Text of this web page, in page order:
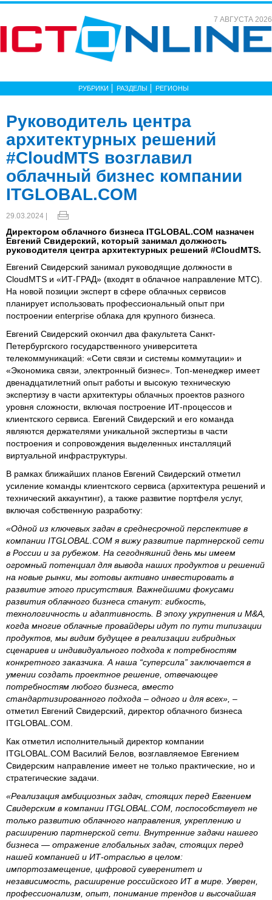
7 АВГУСТА 2026
РУБРИКИ РАЗДЕЛЫ РЕГИОНЫ
Руководитель центра
архитектурных решений
#CloudMTS возглавил
облачный бизнес компании
ITGLOBAL.COM
29.03.2024 |
Директором облачного бизнеса ITGLOBAL.COM назначен
Евгений Свидерский, который занимал должность
руководителя центра архитектурных решений #CloudMTS.
Евгений Свидерский занимал руководящие должности в
CloudMTS и «ИТ-ГРАД» (входят в облачное направление МТС).
На новой позиции эксперт в сфере облачных сервисов
планирует использовать профессиональный опыт при
построении enterprise облака для крупного бизнеса.
Евгений Свидерский окончил два факультета Санкт-
Петербургского государственного университета
телекоммуникаций: «Сети связи и системы коммутации» и
«Экономика связи, электронный бизнес». Топ-менеджер имеет
двенадцатилетний опыт работы и высокую техническую
экспертизу в части архитектуры облачных проектов разного
уровня сложности, включая построение ИТ-процессов и
клиентского сервиса. Евгений Свидерский и его команда
являются держателями уникальной экспертизы в части
построения и сопровождения выделенных инсталляций
виртуальной инфраструктуры.
В рамках ближайших планов Евгений Свидерский отметил
усиление команды клиентского сервиса (архитектура решений и
технический аккаунтинг), а также развитие портфеля услуг,
включая собственную разработку:
«Одной из ключевых задач в среднесрочной перспективе в
компании ITGLOBAL.COM я вижу развитие партнерской сети
в России и за рубежом. На сегодняшний день мы имеем
огромный потенциал для вывода наших продуктов и решений
на новые рынки, мы готовы активно инвестировать в
развитие этого присутствия. Важнейшими фокусами
развития облачного бизнеса станут: гибкость,
технологичность и адаптивность. В эпоху укрупнения и M&A,
когда многие облачные провайдеры идут по пути типизации
продуктов, мы видим будущее в реализации гибридных
сценариев и индивидуального подхода к потребностям
конкретного заказчика. А наша “суперсила” заключается в
умении создать проектное решение, отвечающее
потребностям любого бизнеса, вместо
стандартизированного подхода – одного и для всех», –
отметил Евгений Свидерский, директор облачного бизнеса
ITGLOBAL.COM.
Как отметил исполнительный директор компании
ITGLOBAL.COM Василий Белов, возглавляемое Евгением
Свидерским направление имеет не только практические, но и
стратегические задачи.
«Реализация амбициозных задач, стоящих перед Евгением
Свидерским в компании ITGLOBAL.COM, поспособствует не
только развитию облачного направления, укреплению и
расширению партнерской сети. Внутренние задачи нашего
бизнеса — отражение глобальных задач, стоящих перед
нашей компанией и ИТ-отраслью в целом:
импортозамещение, цифровой суверенитет и
независимость, расширение российского ИТ в мире. Уверен,
профессионализм, опыт, понимание трендов и высочайшая